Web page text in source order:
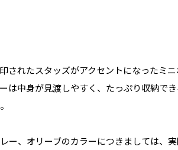
されたスタッズがアクセントになったミ
は中身が見渡しやすく、たっぷり収納で
ー、オリーブのカラーにつきましては、